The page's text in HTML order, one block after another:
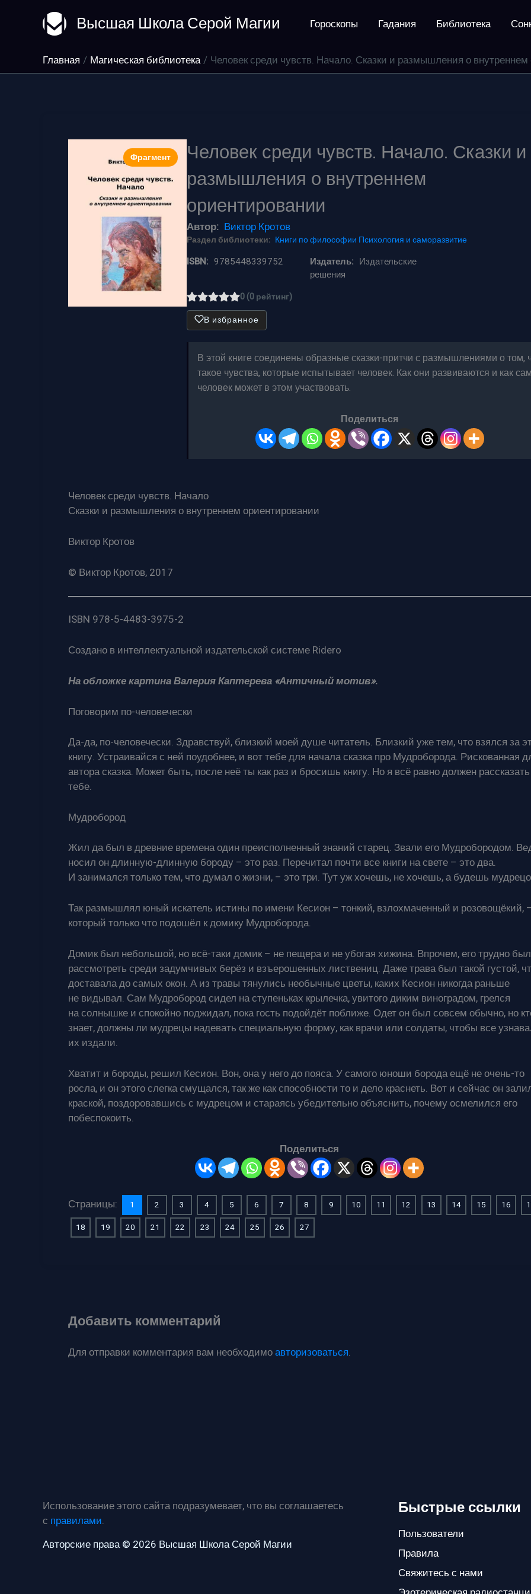
содержимому
Высшая Школа Серой Магии Гороскопы Гадания Библиотека
Главная Магическая библиотека Человек среди чувств. Начало. Сказки и размышления о
Фрагмент
Человек среди чувств. Начало. Сказки и
размышления о внутреннем
ориентировании
Автор: Виктор Кротов
Раздел библиотеки: Книги по философии Психология и саморазвитие
ISBN: 9785448339752 Издатель: Издательские
решения
0 (0 рейтинг)
В избранное
В этой книге соединены образные сказки-притчи с размышлениями о том,
такое чувства, которые испытывает человек. Как они развиваются и как сам
человек может в этом участвовать.
Поделиться
Человек среди чувств. Начало
Сказки и размышления о внутреннем ориентировании
Виктор Кротов
© Виктор Кротов, 2017
ISBN 978-5-4483-3975-2
Создано в интеллектуальной издательской системе Ridero
На обложке картина Валерия Каптерева «Античный мотив».
Поговорим по-человечески
Да-да, по-человечески. Здравствуй, близкий моей душе читатель. Близкий уже тем, что взялся за
книгу. Устраивайся с ней поудобнее, и вот тебе для начала сказка про Мудроборода. Рискованная
автора сказка. Может быть, после неё ты как раз и бросишь книгу. Но я всё равно должен
тебе.
Мудробород
Жил да был в древние времена один преисполненный знаний старец. Звали его Мудробородом.
носил он длинную-длинную бороду – это раз. Перечитал почти все книги на свете – это два.
И занимался только тем, что думал о жизни, – это три. Тут уж хочешь, не хочешь, а будешь
Так размышлял юный искатель истины по имени Кесион – тонкий, взлохмаченный и розовощёкий, –
который только что подошёл к домику Мудроборода.
Домик был небольшой, но всё-таки домик – не пещера и не убогая хижина. Впрочем, его трудно
рассмотреть среди задумчивых берёз и взъерошенных листвениц. Даже трава был такой густой,
доставала до самых окон. А из травы тянулись необычные цветы, каких Кесион никогда раньше
не видывал. Сам Мудробород сидел на ступеньках крылечка, увитого диким виноградом, грелся
на солнышке и спокойно поджидал, пока гость подойдёт поближе. Одет он был совсем обычно, но
знает, должны ли мудрецы надевать специальную форму, как врачи или солдаты, чтобы все
их издали.
Хватит и бороды, решил Кесион. Вон, она у него до пояса. У самого юноши борода ещё не очень-то
росла, и он этого слегка смущался, так же как способности то и дело краснеть. Вот и сейчас он
краской, поздоровавшись с мудрецом и стараясь убедительно объяснить, почему осмелился его
побеспокоить.
Поделиться
Страницы: 1 2 3 4 5 6 7 8 9 10 11 12 13 14 15 16
18
19 20 21 22 23 24 25 26 27
Добавить комментарий
Для отправки комментария вам необходимоавторизоваться.
Использование этого сайта подразумевает, что вы соглашаетесь
с правилами.
Авторские права © 2026 Высшая Школа Серой Магии
Быстрые ссылки
Пользователи
Правила
Свяжитесь с нами